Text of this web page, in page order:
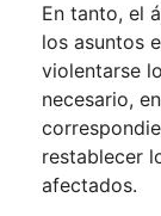
En tanto, el
los asuntos
violentarse
necesario,
restablecer
afectados.